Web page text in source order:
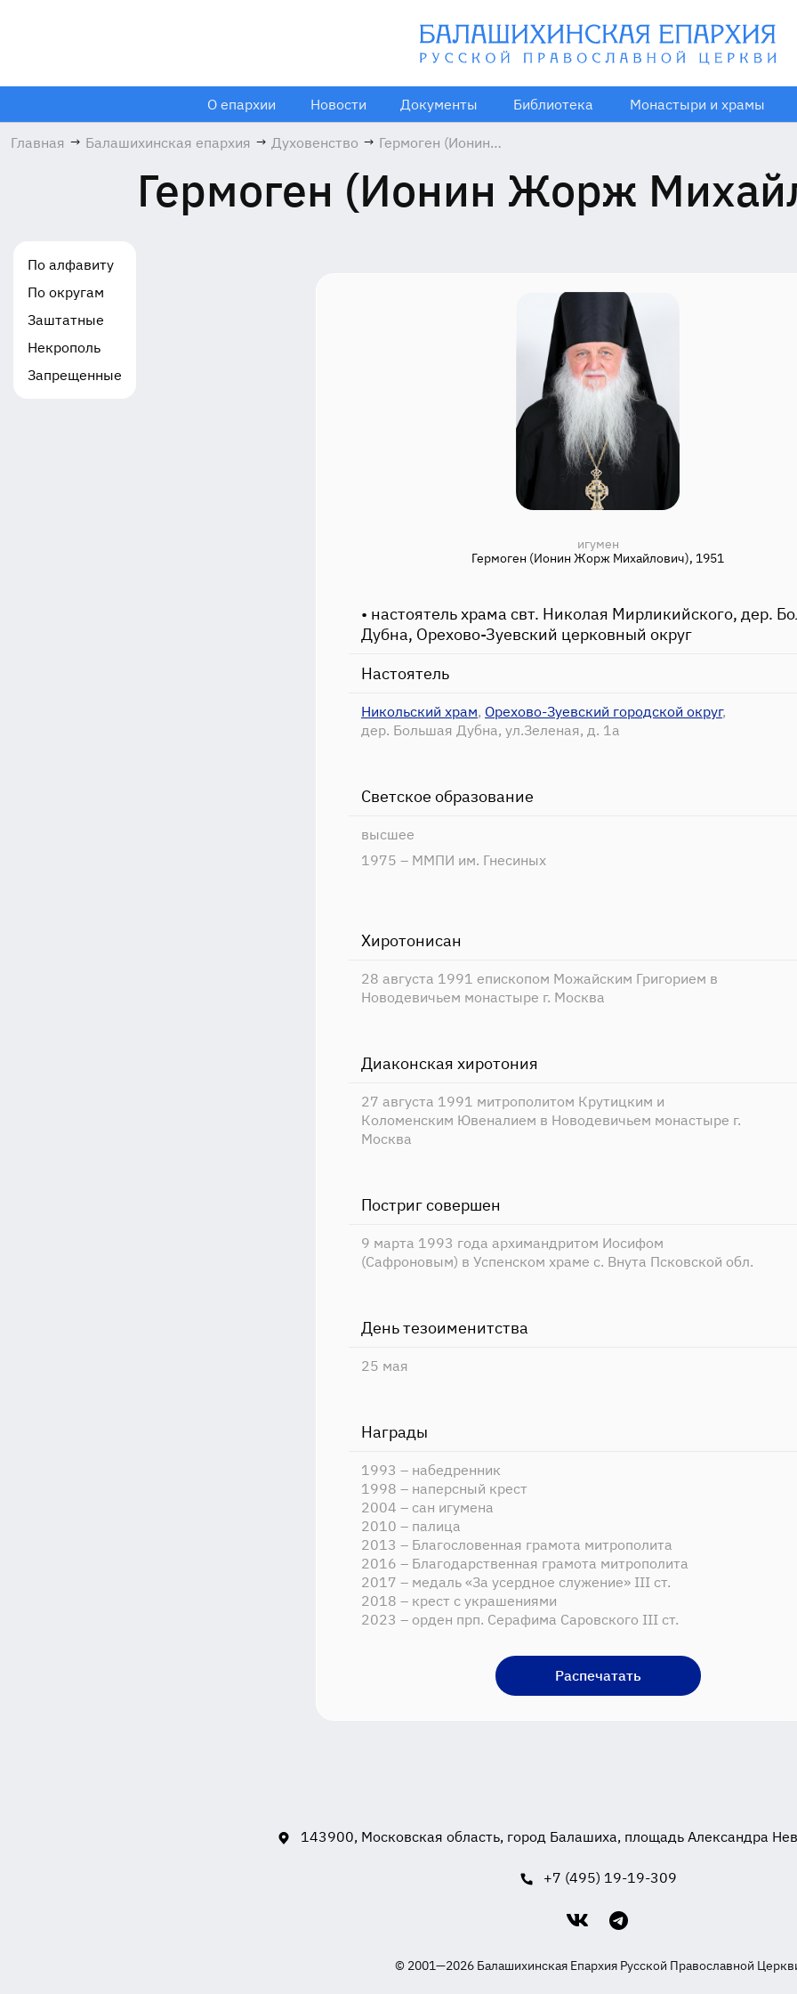
О епархии Новости Документы Библиотека Монастыри и храмы
Главная → Балашихинская епархия → Духовенство → Гермоген (Ионин
Михайлович),
1951
Гермоген (Ионин Жорж
По алфавиту
По округам
Заштатные
Некрополь
Запрещенные
игумен
Гермоген (Ионин Жорж Михайлович), 1951
• настоятель храма свт. Николая Мирликийского, дер.
Дубна, Орехово-Зуевский церковный округ
Настоятель
Никольский храм, Орехово-Зуевский городской округ,
дер. Большая Дубна, ул.Зеленая, д. 1а
Светское образование
высшее
1975 – ММПИ им. Гнесиных
Хиротонисан
28 августа 1991 епископом Можайским Григорием в
Новодевичьем монастыре г. Москва
Диаконская хиротония
27 августа 1991 митрополитом Крутицким и
Коломенским Ювеналием в Новодевичьем монастыре г.
Москва
Постриг совершен
9 марта 1993 года архимандритом Иосифом
(Сафроновым) в Успенском храме с. Внута Псковской обл.
День тезоименитства
25 мая
Награды
1993 – набедренник
1998 – наперсный крест
2004 – сан игумена
2010 – палица
2013 – Благословенная грамота митрополита
2016 – Благодарственная грамота митрополита
2017 – медаль «За усердное служение» III ст.
2018 – крест с украшениями
2023 – орден прп. Серафима Саровского III ст.
Распечатать
143900, Московская область, город Балашиха, площадь Александра
+7 (495) 19-19-309
© 2001—2026 Балашихинская Епархия Русской Православной